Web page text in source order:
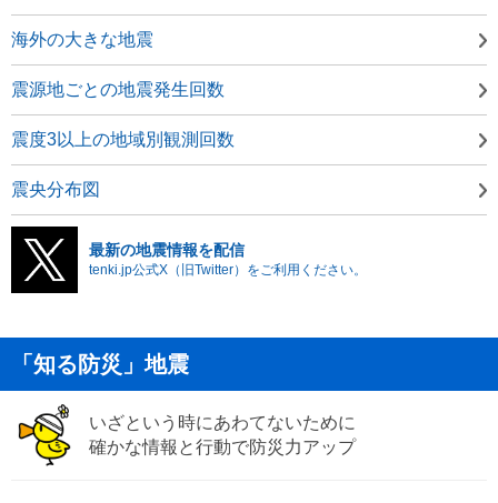
海外の大きな地震
震源地ごとの地震発生回数
震度3以上の地域別観測回数
震央分布図
最新の地震情報を配信
tenki.jp公式X（旧Twitter）をご利用ください。
「知る防災」地震
いざという時にあわてないために
確かな情報と行動で防災力アップ